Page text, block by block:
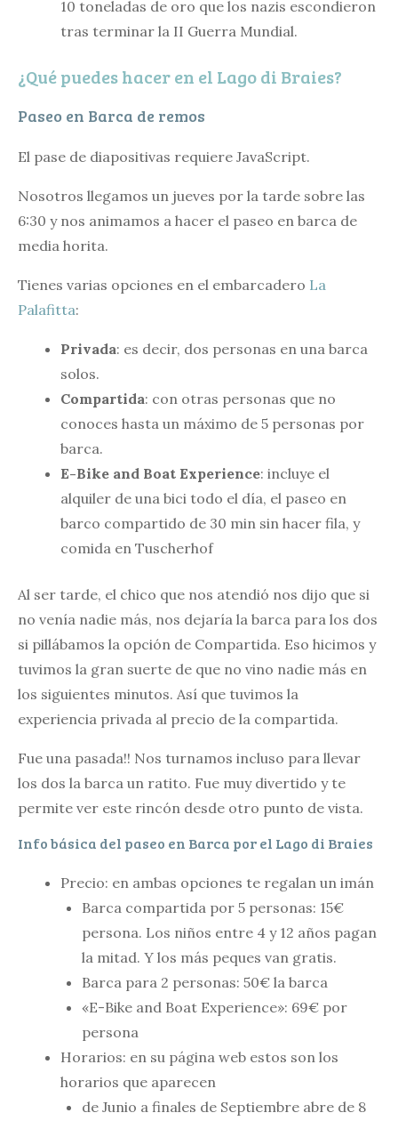
10 toneladas de oro que los nazis escondieron
tras terminar la II Guerra Mundial.
¿Qué puedes hacer en el Lago di Braies?
Paseo en Barca de remos
El pase de diapositivas requiere JavaScript.
Nosotros llegamos un jueves por la tarde sobre las
6:30 y nos animamos a hacer el paseo en barca de
media horita.
Tienes varias opciones en el embarcadero La
Palafitta:
Privada: es decir, dos personas en una barca
solos.
Compartida: con otras personas que no
conoces hasta un máximo de 5 personas por
barca.
E-Bike and Boat Experience: incluye el
alquiler de una bici todo el día, el paseo en
barco compartido de 30 min sin hacer fila, y
comida en Tuscherhof
Al ser tarde, el chico que nos atendió nos dijo que si
no venía nadie más, nos dejaría la barca para los dos
si pillábamos la opción de Compartida. Eso hicimos y
tuvimos la gran suerte de que no vino nadie más en
los siguientes minutos. Así que tuvimos la
experiencia privada al precio de la compartida.
Fue una pasada!! Nos turnamos incluso para llevar
los dos la barca un ratito. Fue muy divertido y te
permite ver este rincón desde otro punto de vista.
Info básica del paseo en Barca por el Lago di Braies
Precio: en ambas opciones te regalan un imán
Barca compartida por 5 personas: 15€
persona. Los niños entre 4 y 12 años pagan
la mitad. Y los más peques van gratis.
Barca para 2 personas: 50€ la barca
«E-Bike and Boat Experience»: 69€ por
persona
Horarios: en su página web estos son los
horarios que aparecen
de Junio a finales de Septiembre abre de 8